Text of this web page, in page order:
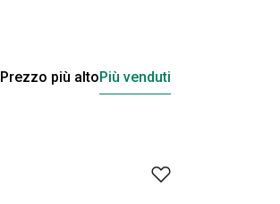
Prezzo più altoPiù venduti